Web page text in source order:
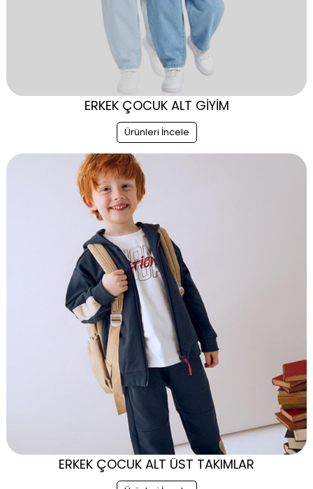
ERKEK ÇOCUK ALT GİYİM
Ürünleri İncele
ERKEK ÇOCUK ALT ÜST TAKIMLAR